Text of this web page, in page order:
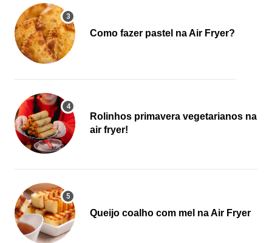
Como fazer pastel na Air Fryer?
Rolinhos primavera vegetarianos na
air fryer!
Queijo coalho com mel na Air Fryer